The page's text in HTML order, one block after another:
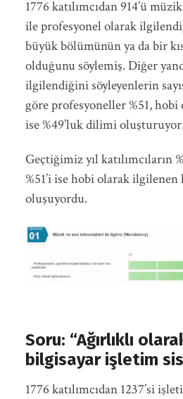
1776 katılımcıdan 914’ü
ile profesyonel olarak
büyük bölümünün ya da bir
olduğunu söylemiş. Diğer
ilgilendiğini söyleyenlerin
göre profesyoneller %51,
ise %49’luk dilimi
Geçtiğimiz yıl katılımcıların
%51’i ise hobi olarak ilgilenen
oluşuyordu.
Soru: “Ağırlıklı
bilgisayar işletim
1776 katılımcıdan 1237’si